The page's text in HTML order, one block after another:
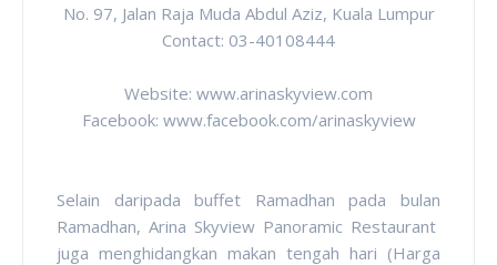
No. 97, Jalan Raja Muda Abdul Aziz, Kuala Lumpur
Contact: 03-40108444
Website: www.arinaskyview.com
Facebook: www.facebook.com/arinaskyview
Selain daripada buffet Ramadhan pada bulan
Ramadhan, Arina Skyview Panoramic Restaurant
juga menghidangkan makan tengah hari (Harga